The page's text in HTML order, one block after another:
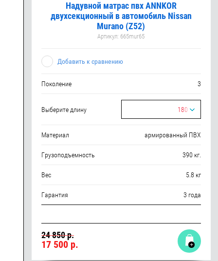
Надувной матрас пвх ANNKOR
двухсекционный в автомобиль Nissan
Murano (Z52)
Артикул: 665mur65
Добавить к сравнению
Поколение 3
Выберите длину 180
Материал армированный ПВХ
Грузоподъемность 390 кг.
Вес 5.8 кг
Гарантия 3 года
24 850 р.
17 500р.